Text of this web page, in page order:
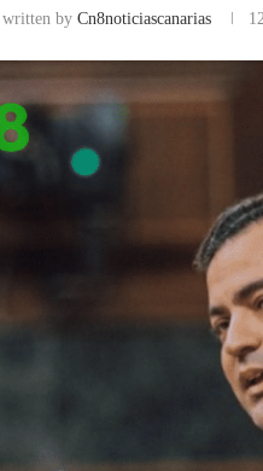
written by Cn8noticiascanarias